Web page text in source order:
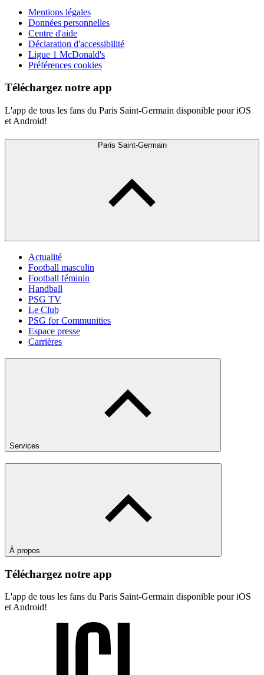
Mentions légales
Données personnelles
Centre d'aide
Déclaration d'accessibilité
Ligue 1 McDonald's
Préférences cookies
Téléchargez notre app
L'app de tous les fans du Paris Saint-Germain disponible pour iOS
et Android!
Paris Saint-Germain
Actualité
Football masculin
Football féminin
Handball
PSG TV
Le Club
PSG for Communities
Espace presse
Carrières
Services
À propos
Téléchargez notre app
L'app de tous les fans du Paris Saint-Germain disponible pour iOS
et Android!